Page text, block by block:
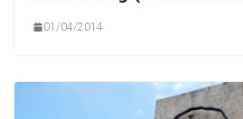
01/04/2014